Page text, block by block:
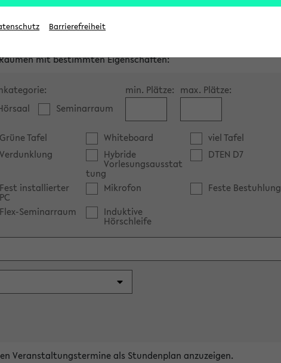
mit bestimmten Eigenschaften:
Seminarraum
min. Plätze: max. Plätze:
Grüne Tafel Whiteboard viel Tafel
Verdunklung
Hybride
Vorlesungsausstat
tung
DTEN D7
Fest installierter
PC
Mikrofon Feste Bestuhlung
Flex-Seminarraum
Induktive
Hörschleife
Veranstaltungstermine als Stundenplan anzuzeigen.
Barrierefreiheit